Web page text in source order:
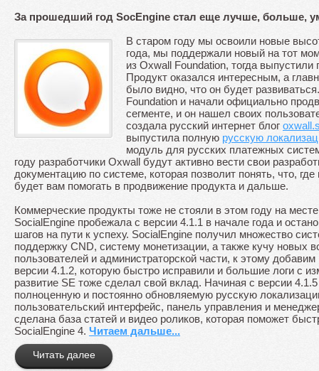
За прошедший год SocEngine стал еще лучше, больше,
В старом году мы освоили новые
года, мы поддержали новый на тот
из Oxwall Foundation, тогда выпустили
Продукт оказался интересным, а
было видно, что он будет
Foundation и начали официально
сегменте, и он нашел своих
создала русский интернет блог
выпустила полную русскую
модуль для русских платежных
году разработчики Oxwall будут активно вести свои
документацию по системе, которая позволит понять, что, где
будет вам помогать в продвижение продукта и дальше.
Коммерческие продукты тоже не стояли в этом году на
SocialEngine пробежала с версии 4.1.1 в начале года и
шагов на пути к успеху. SocialEngine получил множество
поддержку CND, систему монетизации, а также кучу новых
пользователей и администраторской части, к этому
версии 4.1.2, которую быстро исправили и большие логи с
развитие SE тоже сделал свой вклад. Начиная с версии
полноценную и постоянно обновляемую русскую
пользовательский интерфейс, панель управления и
сделана база статей и видео роликов, которая поможет
SocialEngine 4. Читаем дальше...
Читать далее